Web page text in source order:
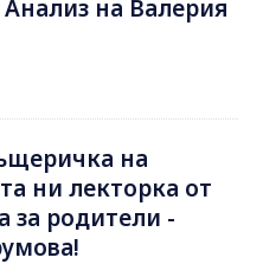
Анализ на Валерия
на
ни лекторка от
за родители -